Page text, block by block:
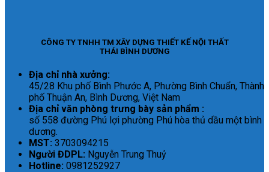
CÔNG TY TNHH TM XÂY DỰNG THIẾT KẾ NỘI THẤT
THÁI BÌNH DƯƠNG
Địa chỉ nhà xưởng:
45/28 Khu phố Bình Phước A, Phường Bình Chuẩn, Thành
phố Thuận An, Bình Dương, Việt Nam
Địa chỉ văn phòng trưng bày sản phẩm :
số 558 đường Phú lợi phường Phú hòa thủ dầu một bình
dương.
MST: 3703094215
Người ĐDPL: Nguyễn Trung Thuỷ
Hotline: 0981252927